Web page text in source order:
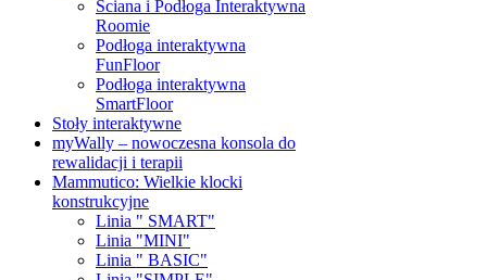
Ściana i Podłoga Interaktywna
Roomie
Podłoga interaktywna
FunFloor
Podłoga interaktywna
SmartFloor
Stoły interaktywne
myWally – nowoczesna konsola do
rewalidacji i terapii
Mammutico: Wielkie klocki
konstrukcyjne
Linia " SMART"
Linia "MINI"
Linia " BASIC"